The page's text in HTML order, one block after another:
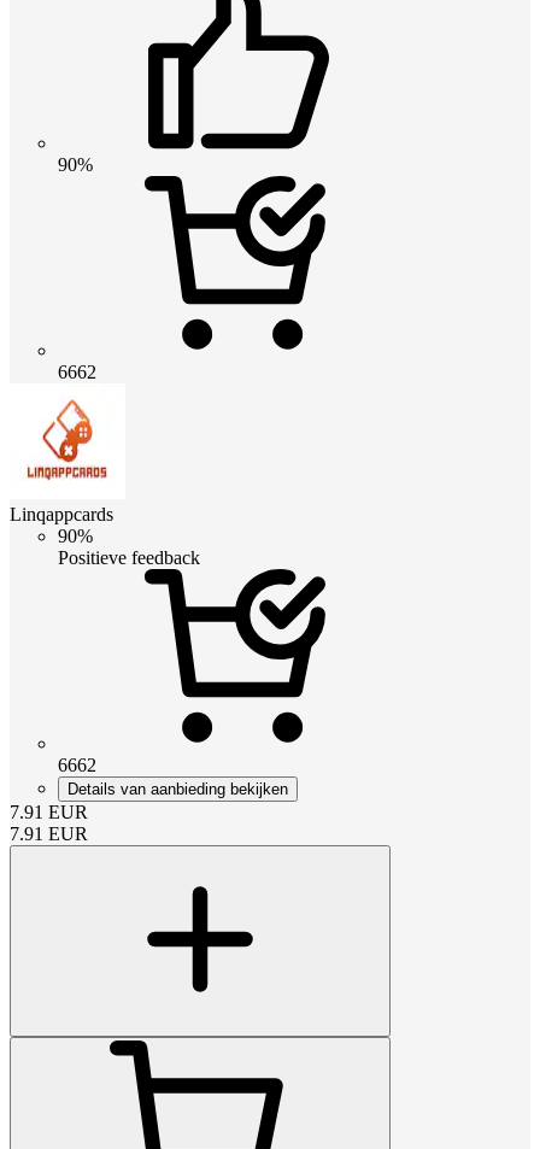
90%
6662
Linqappcards
90%
Positieve feedback
6662
Details van aanbieding bekijken
7.91 EUR
7.91 EUR